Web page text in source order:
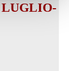
LUGLIO-